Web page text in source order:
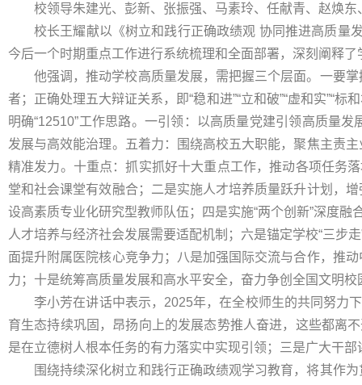
校领导朱建光、彭新、张振强、马素玲、任献青、赵焕
校长王耀献以《树立和践行正确政绩观 协同推进高质
今后一个时期重点工作进行系统梳理和全面部署，深刻阐释
他强调，推动学校高质量发展，需把握三个层面。一要
者；正确处理五大辩证关系，即“稳和进”“立和破”“虚和实”“
明确“12510”工作思路。一引领：以高质量党建引领高质量
发展与高效能治理。五着力：围绕高校五大职能，聚焦主责
精准发力。十重点：抓实抓好十大重点工作，推动各项任务
堂和社会课堂有效融合；二是实施人才培养质量跃升计划，
设高素质专业化研究型教师队伍；四是实施“两个创新”深度
人才培养与经济社会发展需要适配机制；六是锚定学校“三步
面提升附属医院核心竞争力；八是加强国际交流与合作，推
力；十是统筹高质量发展和高水平安全，奋力争创全国文明校
李小芳在讲话中表示，2025年，在全校师生的共同努力
育生态持续巩固，昂扬向上的发展态势推人奋进，这些都离
是在立德树人根本任务的有力落实中实现引领；三是广大干
围绕持续深化树立和践行正确政绩观学习教育，将其作